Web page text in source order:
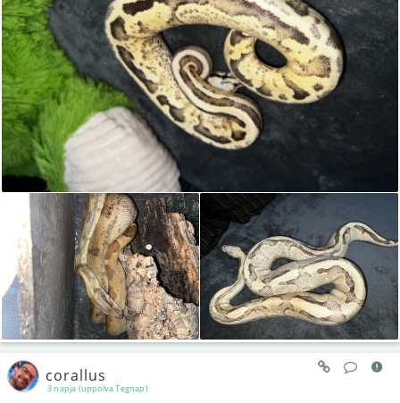
3 napja (uppolva Tegnap)
corallus